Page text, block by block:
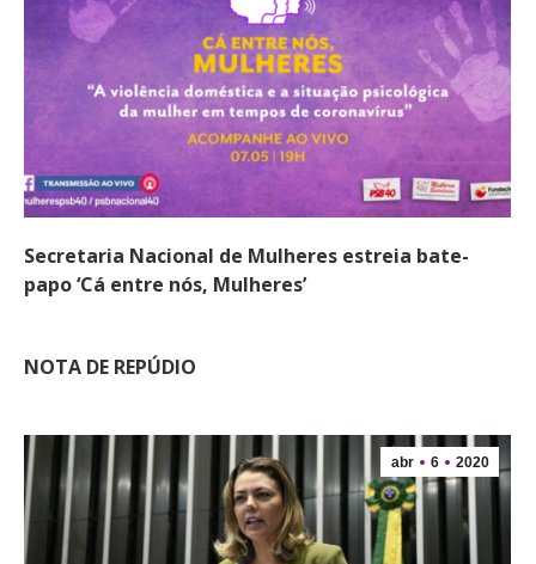
Secretaria Nacional de Mulheres estreia bate-
papo ‘Cá entre nós, Mulheres’
NOTA DE REPÚDIO
abr 6 2020